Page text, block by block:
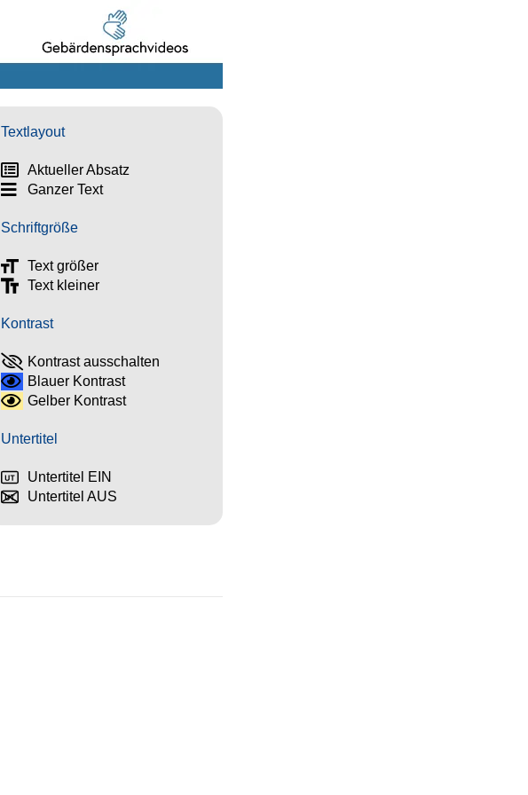
Textlayout
Aktueller Absatz
Ganzer Text
Schriftgröße
Text größer
Text kleiner
Kontrast
Kontrast ausschalten
Blauer Kontrast
Gelber Kontrast
Untertitel
Untertitel EIN
Untertitel AUS